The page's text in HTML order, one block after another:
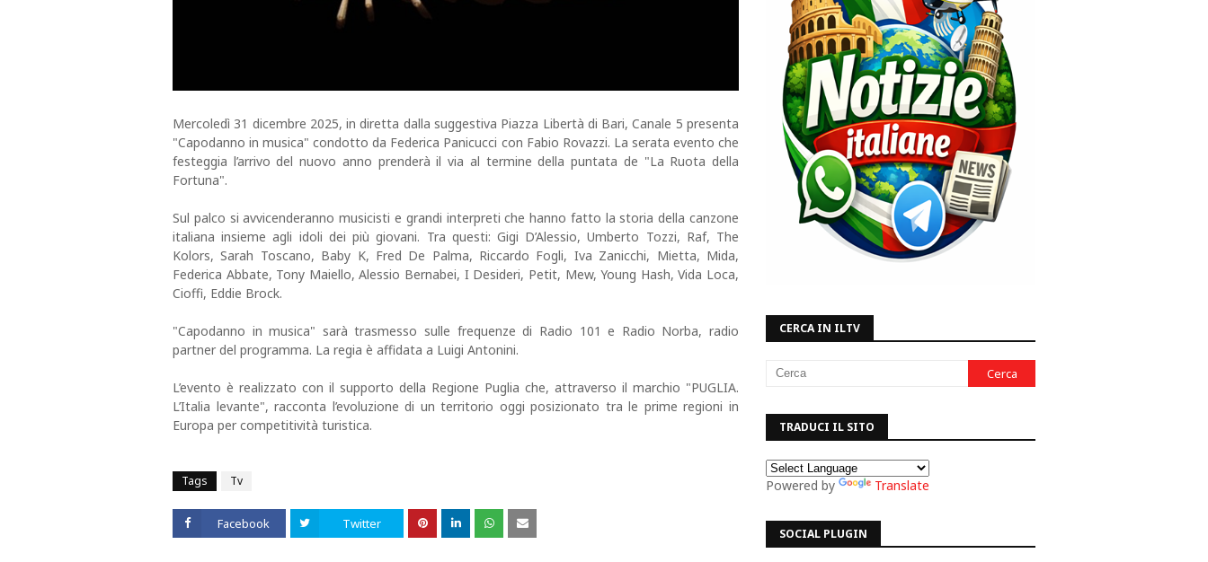
Mercoledì 31 dicembre 2025, in diretta dalla suggestiva Piazza Libertà di Bari, Canale 5 presenta
"Capodanno in musica" condotto da Federica Panicucci con Fabio Rovazzi. La serata evento che
festeggia l’arrivo del nuovo anno prenderà il via al termine della puntata de "La Ruota della
Fortuna".
Sul palco si avvicenderanno musicisti e grandi interpreti che hanno fatto la storia della canzone
italiana insieme agli idoli dei più giovani. Tra questi: Gigi D’Alessio, Umberto Tozzi, Raf, The
Kolors, Sarah Toscano, Baby K, Fred De Palma, Riccardo Fogli, Iva Zanicchi, Mietta, Mida,
Federica Abbate, Tony Maiello, Alessio Bernabei, I Desideri, Petit, Mew, Young Hash, Vida Loca,
Cioffi, Eddie Brock.
"Capodanno in musica" sarà trasmesso sulle frequenze di Radio 101 e Radio Norba, radio
partner del programma. La regia è affidata a Luigi Antonini.
L’evento è realizzato con il supporto della Regione Puglia che, attraverso il marchio "PUGLIA.
L’Italia levante", racconta l’evoluzione di un territorio oggi posizionato tra le prime regioni in
Europa per competitività turistica.
Tags Tv
Facebook Twitter
CERCA IN ILTV
TRADUCI IL SITO
Powered by Translate
SOCIAL PLUGIN